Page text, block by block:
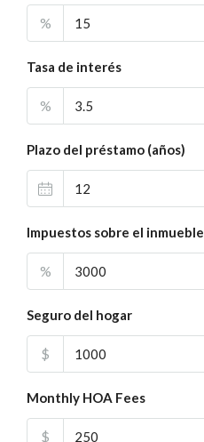
%
Tasa de interés
%
Plazo del préstamo (años)
Impuestos sobre el inmueble
%
Seguro del hogar
$
Monthly HOA Fees
$